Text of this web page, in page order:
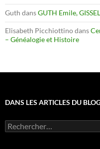
Guth dansGUTH Emile,
Elisabeth Picchiottinodans
– Généalogie et Histoire
DANS LES ARTICLES DU
Rechercher :